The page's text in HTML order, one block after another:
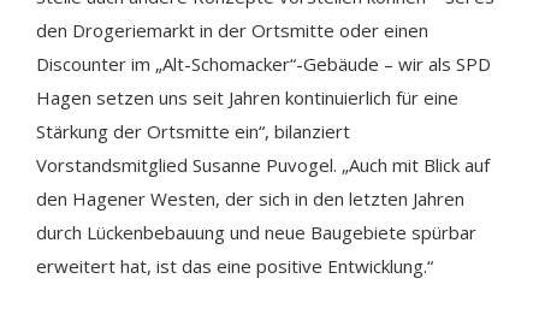
den Drogeriemarkt in der Ortsmitte oder einen
Discounter im „Alt-Schomacker“-Gebäude – wir als SPD
Hagen setzen uns seit Jahren kontinuierlich für eine
Stärkung der Ortsmitte ein“, bilanziert
Vorstandsmitglied Susanne Puvogel. „Auch mit Blick auf
den Hagener Westen, der sich in den letzten Jahren
durch Lückenbebauung und neue Baugebiete spürbar
erweitert hat, ist das eine positive Entwicklung.“